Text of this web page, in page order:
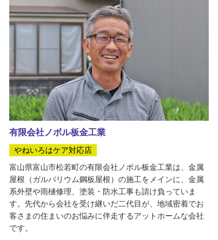
有限会社ノボル板金工業
やねいろはケア対応店
富山県富山市松若町の有限会社ノボル板金工業は、金属
屋根（ガルバリウム鋼板屋根）の施工をメインに、金属
系外壁や雨樋修理、塗装・防水工事も請け負っていま
す。先代から会社を受け継いだ二代目が、地域密着でお
客さまの住まいのお悩みに伴走するアットホームな会社
です。